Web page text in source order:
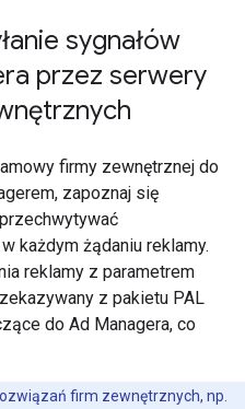
sygnałów
przez serwery
firmy zewnętrznej do
zapoznaj się
każdym żądaniu reklamy.
reklamy z parametrem
z pakietu PAL
do Ad Managera, co
firm zewnętrznych, np.